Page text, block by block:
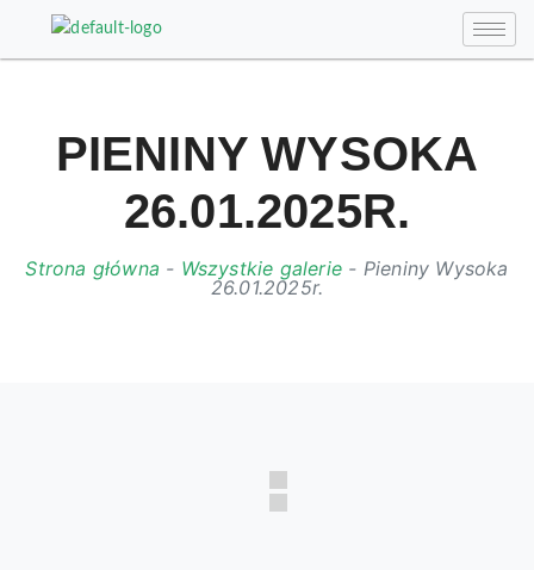
PIENINY WYSOKA
26.01.2025R.
Strona główna - Wszystkie galerie - Pieniny Wysoka
26.01.2025r.